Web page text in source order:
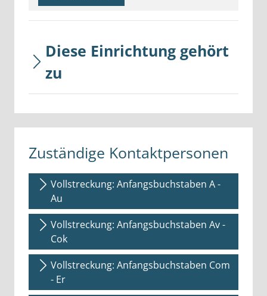
Diese Einrichtung gehört
zu
Zuständige Kontaktpersonen
Vollstreckung: Anfangsbuchstaben A -
Au
Vollstreckung: Anfangsbuchstaben Av -
Cok
Vollstreckung: Anfangsbuchstaben Com
- Er